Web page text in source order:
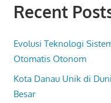
Recent
Evolusi Teknologi
Otomatis Otonom
Kota Danau Unik di
Besar